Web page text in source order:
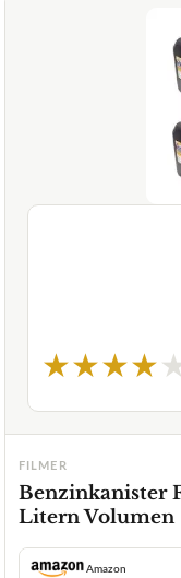
★★★★
FILMER
Benzinkanister
Litern Volumen
Amazon